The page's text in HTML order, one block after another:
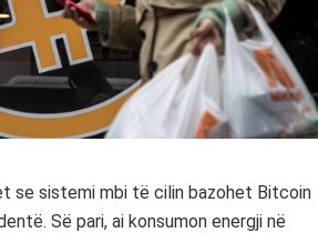
se sistemi mbi të cilin bazohet Bitcoin
Së pari, ai konsumon energji në